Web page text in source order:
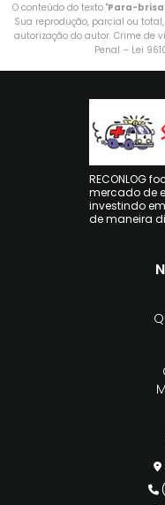
O conteúdo do texto "Para-brisa
Sua reprodução, parcial ou
autorização do autor. Crime de
Penal – Lei
RECONLOG
mercado de
investindo
de maneira